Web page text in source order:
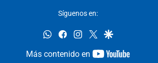
Síguenos en:
whatsappfacebookinstagram
twittergoogle
Más contenido en
youtube-